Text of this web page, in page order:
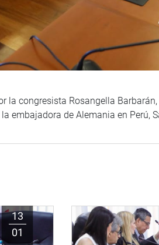
la congresista Rosangella
embajadora de Alemania en Perú,
13
01